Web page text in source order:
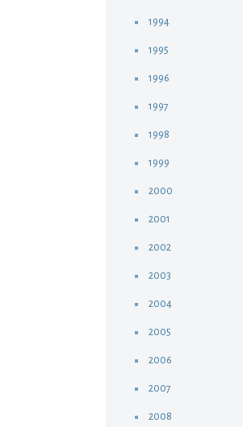
1994
1995
1996
1997
1998
1999
2000
2001
2002
2003
2004
2005
2006
2007
2008